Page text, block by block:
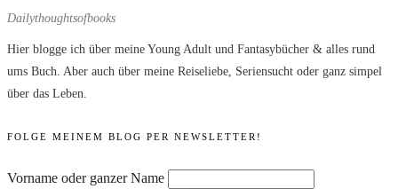
Dailythoughtsofbooks
Hier blogge ich über meine Young Adult und Fantasybücher & alles rund
ums Buch. Aber auch über meine Reiseliebe, Seriensucht oder ganz simpel
über das Leben.
FOLGE MEINEM BLOG PER NEWSLETTER!
Vorname oder ganzer Name